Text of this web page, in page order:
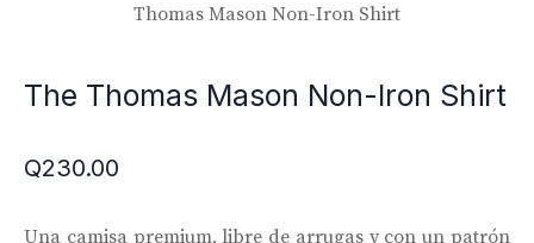
Thomas Mason Non-Iron Shirt
The Thomas Mason Non-Iron Shirt
Q230.00
Una camisa premium, libre de arrugas y con un patrón